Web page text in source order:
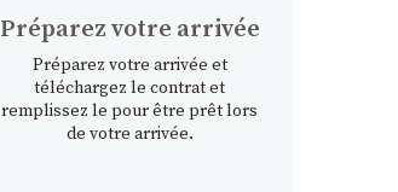
Préparez votre arrivée
Préparez votre arrivée et
téléchargez le contrat et
remplissez le pour être prêt lors
de votre arrivée.